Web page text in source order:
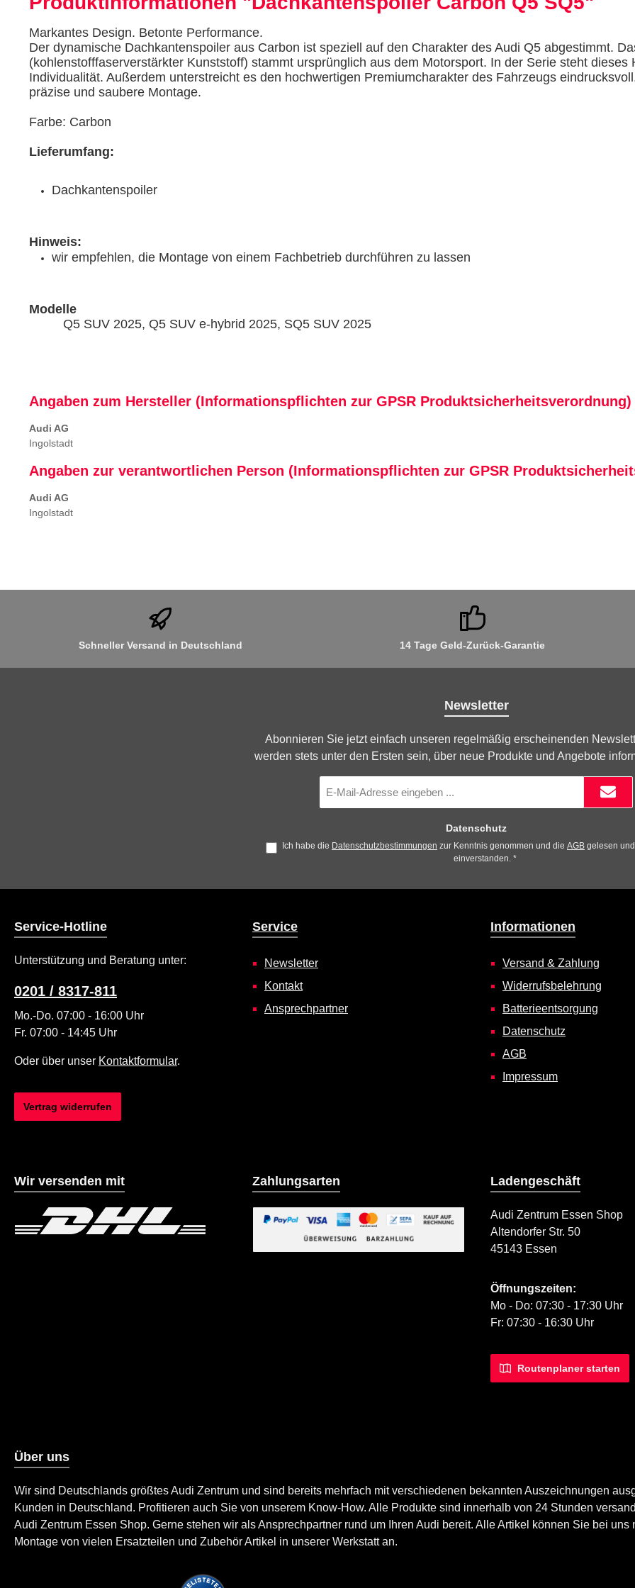
Markantes Design. Betonte Performance.
Der dynamische Dachkantenspoiler aus Carbon ist speziell auf den Charakter des Audi Q5 abgestimmt.
(kohlenstofffaserverstärkter Kunststoff) stammt ursprünglich aus dem Motorsport. In der Serie steht
Individualität. Außerdem unterstreicht es den hochwertigen Premiumcharakter des Fahrzeugs
präzise und saubere Montage.
Farbe: Carbon
Lieferumfang:
Dachkantenspoiler
Hinweis:
wir empfehlen, die Montage von einem Fachbetrieb durchführen zu lassen
Modelle
Q5 SUV 2025, Q5 SUV e-hybrid 2025, SQ5 SUV 2025
Angaben zum Hersteller (Informationspflichten zur GPSR Produktsicherheitsverordnung)
Audi AG
Ingolstadt
Angaben zur verantwortlichen Person (Informationspflichten zur GPSR
Audi AG
Ingolstadt
Schneller Versand in Deutschland 14 Tage Geld-Zurück-Garantie
Newsletter
Abonnieren Sie jetzt einfach unseren regelmäßig erscheinenden
werden stets unter den Ersten sein, über neue Produkte und Angebote
Mail-
Datenschutz
Ich habe die Datenschutzbestimmungen zur Kenntnis genommen und die AGB gelesen
einverstanden. *
Service-Hotline
Unterstützung und Beratung unter:
0201 / 8317-811
Mo.-Do. 07:00 - 16:00 Uhr
Fr. 07:00 - 14:45 Uhr
Oder über unser Kontaktformular.
Vertrag widerrufen
Service
Newsletter
Kontakt
Ansprechpartner
Informationen
Versand & Zahlung
Widerrufsbelehrung
Batterieentsorgung
Datenschutz
AGB
Impressum
Wir versenden mit
Benutzerdefiniertes Bild 2
Zahlungsarten Ladengeschäft
Audi Zentrum Essen Shop
Altendorfer Str. 50
45143 Essen
Öffnungszeiten:
Mo - Do: 07:30 - 17:30 Uhr
Fr: 07:30 - 16:30 Uhr
Routenplaner starten
Über uns
Wir sind Deutschlands größtes Audi Zentrum und sind bereits mehrfach mit verschiedenen bekannten Auszeichnungen
Kunden in Deutschland. Profitieren auch Sie von unserem Know-How. Alle Produkte sind innerhalb von 24 Stunden
Audi Zentrum Essen Shop. Gerne stehen wir als Ansprechpartner rund um Ihren Audi bereit. Alle Artikel können Sie bei
Montage von vielen Ersatzteilen und Zubehör Artikel in unserer Werkstatt an.